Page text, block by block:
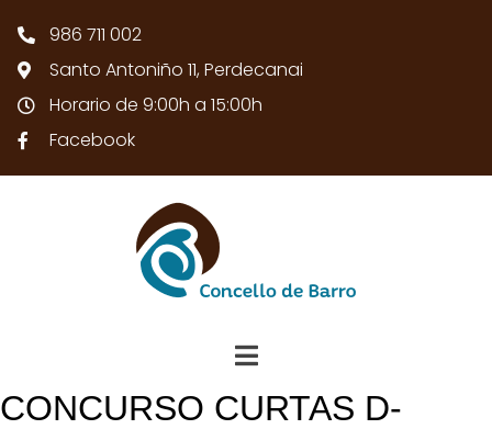
986 711 002
Santo Antoniño 11, Perdecanai
Horario de 9:00h a 15:00h
Facebook
CONCURSO CURTAS D-